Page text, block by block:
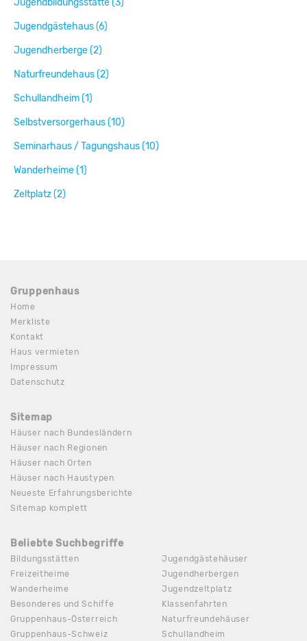
Jugendgästehaus (6)
Jugendherberge (2)
Naturfreundehaus (2)
Schullandheim (1)
Selbstversorgerhaus (10)
Seminarhaus / Tagungshaus (10)
Wanderheime (1)
Zeltplatz (2)
Gruppenhaus
Home
Merkliste
Kontakt
Haus vermieten
Impressum
Datenschutz
Sitemap
Häuser nach Bundesländern
Häuser nach Regionen
Häuser nach Orten
Häuser nach Haustypen
Neueste Erfahrungsberichte
Sitemap komplett
Beliebte Suchbegriffe
Bildungsstätten
Freizeitheime
Wanderheime
Besonderes und Schiffe
Gruppenhaus-Österreich
Gruppenhaus-Schweiz
Jugendgästehäuser
Jugendherbergen
Jugendzeltplatz
Klassenfahrten
Naturfreundehäuser
Schullandheim